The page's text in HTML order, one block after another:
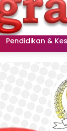
Pendidikan &